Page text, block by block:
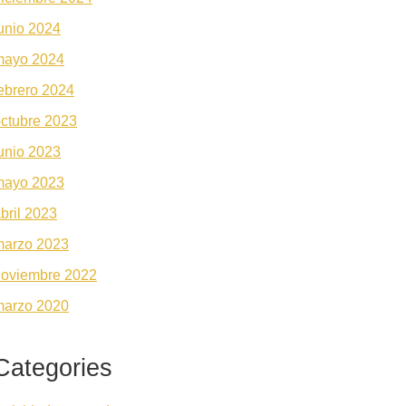
2024
2024
2024
2023
2023
2023
2023
2023
2022
2020